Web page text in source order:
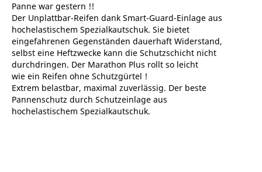
Panne war gestern !!
Der Unplattbar-Reifen dank Smart-Guard-Einlage aus
hochelastischem Spezialkautschuk. Sie bietet
eingefahrenen Gegenständen dauerhaft Widerstand,
selbst eine Heftzwecke kann die Schutzschicht nicht
durchdringen. Der Marathon Plus rollt so leicht
wie ein Reifen ohne Schutzgürtel !
Extrem belastbar, maximal zuverlässig. Der beste
Pannenschutz durch Schutzeinlage aus
hochelastischem Spezialkautschuk.